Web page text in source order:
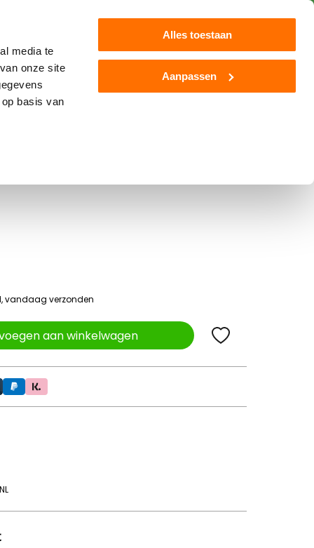
media te
onze site
basis van
Alles toestaan
Aanpassen
Overige Nieuw
vandaag verzonden
aan winkelwagen